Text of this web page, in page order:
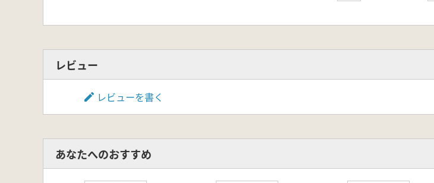
レビュー
レビューを書く
あなたへのおすすめ